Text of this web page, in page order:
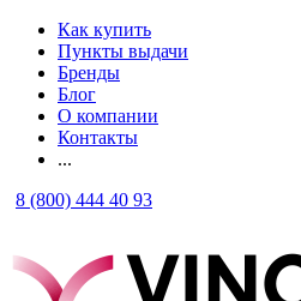
Как купить
Пункты выдачи
Бренды
Блог
О компании
Контакты
...
8 (800) 444 40 93